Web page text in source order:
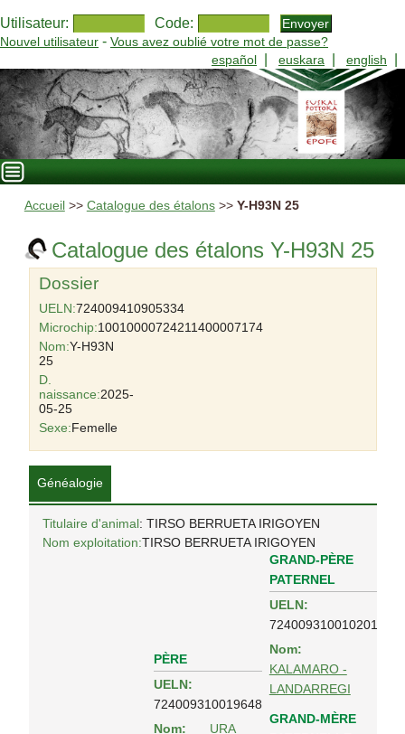
Utilisateur: Code:
Nouvel utilisateur - Vous avez oublié votre mot de passe?
español
euskara english
Accueil >> Catalogue des étalons>> Y-H93N 25
Catalogue des étalons Y-H93N 25
Dossier
UELN:724009410905334
Microchip:10010000724211400007174
Nom:Y-H93N
25
D.
naissance:2025-
05-25
Sexe:Femelle
Généalogie
Titulaire d'animal: TIRSO BERRUETA IRIGOYEN
Nom exploitation:TIRSO BERRUETA IRIGOYEN
PÈRE
UELN:
724009310019648
Nom:
URA
GRAND-PÈRE
PATERNEL
UELN:
724009310010201
Nom:
KALAMARO -
LANDARREGI
GRAND-MÈRE